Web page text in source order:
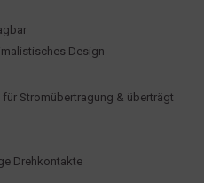
Design
Stromübertragung & überträgt
Drehkontakte